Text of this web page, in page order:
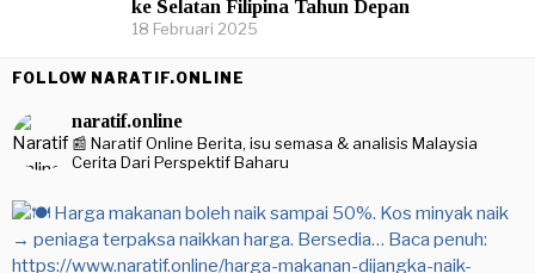
ke Selatan Filipina Tahun Depan
18 Februari 2025
FOLLOW NARATIF.ONLINE
naratif.online
📰 Naratif Online Berita, isu semasa & analisis Malaysia
Cerita Dari Perspektif Baharu